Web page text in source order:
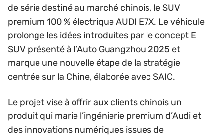
de série destiné au marché chinois, le SUV
premium 100 % électrique AUDI E7X. Le véhicule
prolonge les idées introduites par le concept E
SUV présenté à l’Auto Guangzhou 2025 et
marque une nouvelle étape de la stratégie
centrée sur la Chine, élaborée avec SAIC.
Le projet vise à offrir aux clients chinois un
produit qui marie l’ingénierie premium d’Audi et
des innovations numériques issues de